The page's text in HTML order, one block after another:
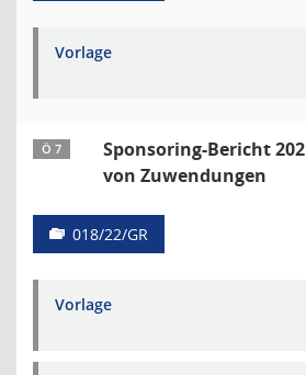
Vorlage
Ö 7
Sponsoring-Bericht
von Zuwendungen
018/22/GR
Vorlage